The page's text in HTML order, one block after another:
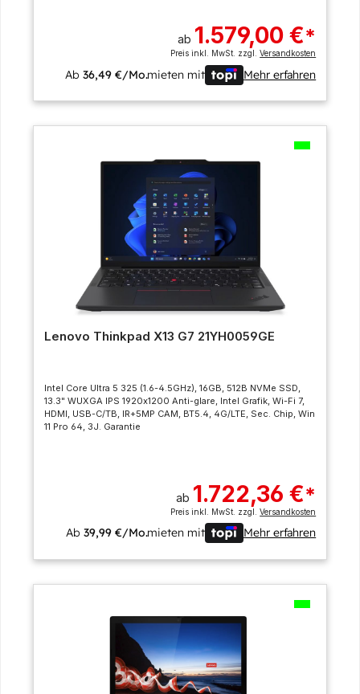
ab 1.579,00 €*
Preis inkl. MwSt. zzgl.Versandkosten
Ab36,49 €/Mo.mieten mit Mehr erfahren
Lenovo Thinkpad X13 G7 21YH0059GE
Intel Core Ultra 5 325 (1.6-4.5GHz), 16GB, 512B NVMe SSD,
13.3" WUXGA IPS 1920x1200 Anti-glare, Intel Grafik, Wi-Fi 7,
HDMI, USB-C/TB, IR+5MP CAM, BT5.4, 4G/LTE, Sec. Chip, Win
11 Pro 64, 3J. Garantie
ab 1.722,36 €*
Preis inkl. MwSt. zzgl.Versandkosten
Ab39,99 €/Mo.mieten mit Mehr erfahren